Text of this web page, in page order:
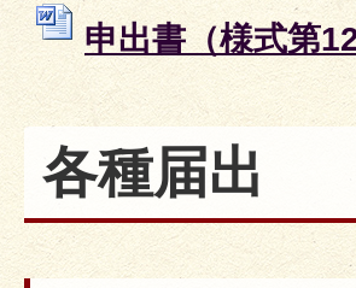
申出書（様式第
各種届出